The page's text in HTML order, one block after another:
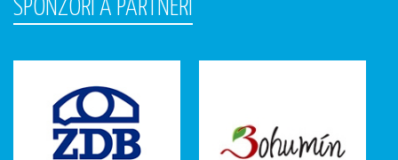
SPONZOŘI A PARTNEŘI